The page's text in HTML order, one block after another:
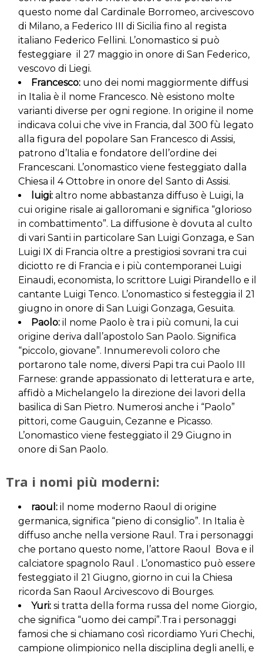
questo nome dal Cardinale Borromeo, arcivescovo
di Milano, a Federico III di Sicilia fino al regista
italiano Federico Fellini. L’onomastico si può
festeggiare il 27 maggio in onore di San Federico,
vescovo di Liegi.
Francesco: uno dei nomi maggiormente diffusi
in Italia è il nome Francesco. Nè esistono molte
varianti diverse per ogni regione. In origine il nome
indicava colui che vive in Francia, dal 300 fù legato
alla figura del popolare San Francesco di Assisi,
patrono d’Italia e fondatore dell’ordine dei
Francescani. L’onomastico viene festeggiato dalla
Chiesa il 4 Ottobre in onore del Santo di Assisi.
luigi: altro nome abbastanza diffuso è Luigi, la
cui origine risale ai galloromani e significa “glorioso
in combattimento”. La diffusione è dovuta al culto
di vari Santi in particolare San Luigi Gonzaga, e San
Luigi IX di Francia oltre a prestigiosi sovrani tra cui
diciotto re di Francia e i più contemporanei Luigi
Einaudi, economista, lo scrittore Luigi Pirandello e il
cantante Luigi Tenco. L’onomastico si festeggia il 21
giugno in onore di San Luigi Gonzaga, Gesuita.
Paolo: il nome Paolo è tra i più comuni, la cui
origine deriva dall’apostolo San Paolo. Significa
“piccolo, giovane”. Innumerevoli coloro che
portarono tale nome, diversi Papi tra cui Paolo III
Farnese: grande appassionato di letteratura e arte,
affidò a Michelangelo la direzione dei lavori della
basilica di San Pietro. Numerosi anche i “Paolo”
pittori, come Gauguin, Cezanne e Picasso.
L’onomastico viene festeggiato il 29 Giugno in
onore di San Paolo.
Tra i nomi più moderni:
raoul: il nome moderno Raoul di origine
germanica, significa “pieno di consiglio”. In Italia è
diffuso anche nella versione Raul. Tra i personaggi
che portano questo nome, l’attore Raoul Bova e il
calciatore spagnolo Raul . L’onomastico può essere
festeggiato il 21 Giugno, giorno in cui la Chiesa
ricorda San Raoul Arcivescovo di Bourges.
Yuri: si tratta della forma russa del nome Giorgio,
che significa “uomo dei campi”.Tra i personaggi
famosi che si chiamano così ricordiamo Yuri Chechi,
campione olimpionico nella disciplina degli anelli, e